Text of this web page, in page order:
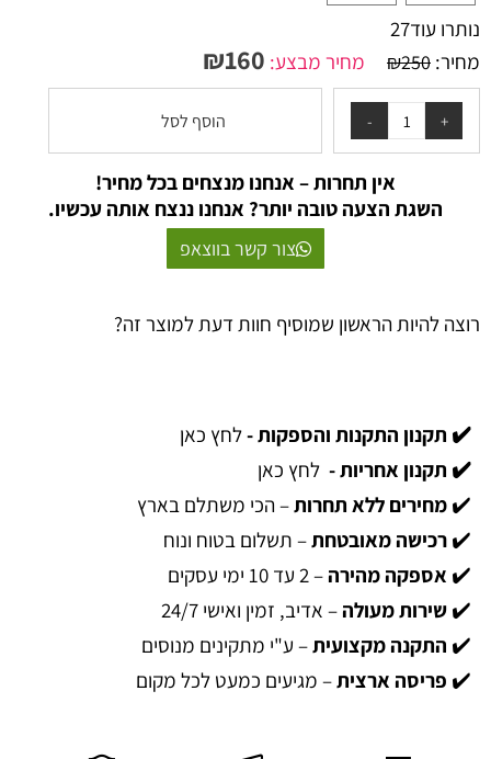
נותרו עוד27
מחיר:
₪250 מחיר מבצע: ₪160
הוסף לסל
אין תחרות – אנחנו מנצחים בכל מחיר!
השגת הצעה טובה יותר? אנחנו ננצח אותה עכשיו.
צור קשר בווצאפ
רוצה להיות הראשון שמוסיף חוות דעת למוצר זה?
✔️ תקנון התקנות והספקות -לחץ כאן
✔️ תקנון אחריות - לחץ כאן
✔️ מחירים ללא תחרות– הכי משתלם בארץ
✔️ רכישה מאובטחת– תשלום בטוח ונוח
✔️ אספקה מהירה– 2 עד 10 ימי עסקים
✔️ שירות מעולה– אדיב, זמין ואישי 24/7
✔️ התקנה מקצועית– ע"י מתקינים מנוסים
✔️ פריסה ארצית– מגיעים כמעט לכל מקום